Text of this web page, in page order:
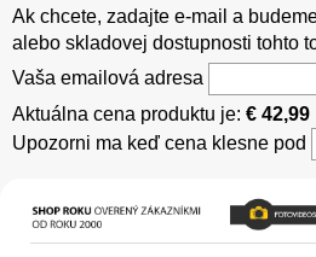
Ak chcete, zadajte e-mail a
alebo skladovej dostupnosti tohto
Vaša emailová adresa
Aktuálna cena produktu je: € 42,99
Upozorni ma keď cena klesne pod